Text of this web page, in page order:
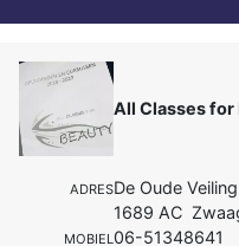
All Classes for
ADRESDe Oude
1689 AC
MOBIEL06-51348641